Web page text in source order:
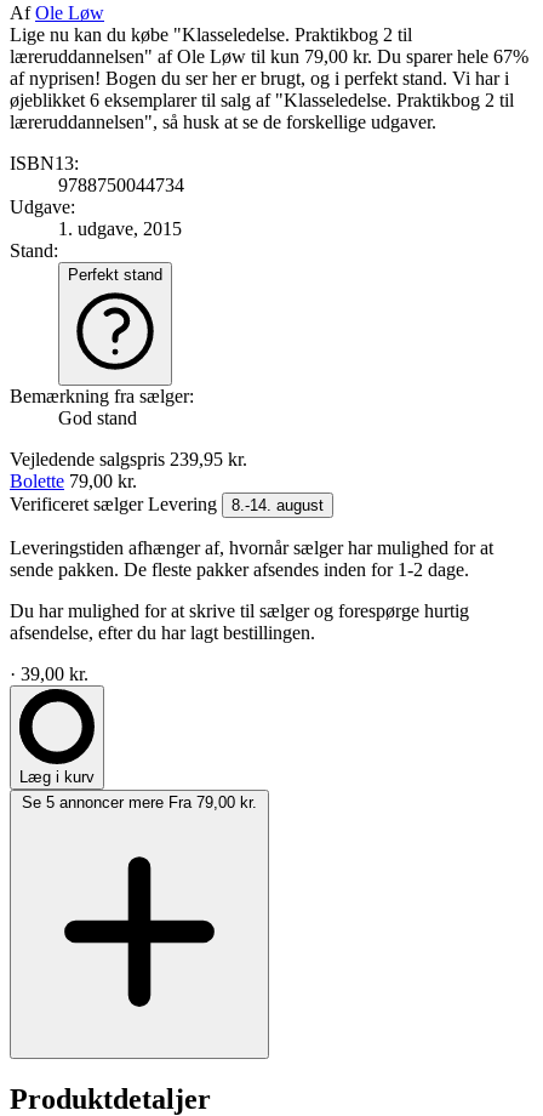
AfOle Løw
Lige nu kan du købe "Klasseledelse. Praktikbog 2 til
læreruddannelsen" af Ole Løw til kun 79,00 kr. Du sparer hele 67%
af nyprisen! Bogen du ser her er brugt, og i perfekt stand. Vi har i
øjeblikket 6 eksemplarer til salg af "Klasseledelse. Praktikbog 2 til
læreruddannelsen", så husk at se de forskellige udgaver.
ISBN13:
9788750044734
Udgave:
1. udgave, 2015
Stand:
Perfekt stand
Bemærkning fra sælger:
God stand
Vejledende salgspris 239,95 kr.
Bolette 79,00 kr.
Verificeret sælgerLevering 8.-14. august
Leveringstiden afhænger af, hvornår sælger har mulighed for at
sende pakken. De fleste pakker afsendes inden for 1-2 dage.
Du har mulighed for at skrive til sælger og forespørge hurtig
afsendelse, efter du har lagt bestillingen.
· 39,00 kr.
Læg i kurv
Se 5 annoncer mere Fra 79,00 kr.
Produktdetaljer